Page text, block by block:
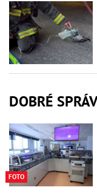
DOBRÉ
FOTO